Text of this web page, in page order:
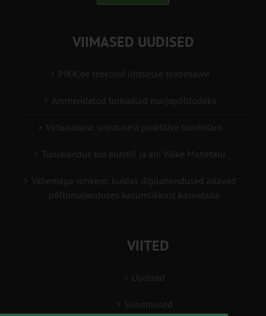
VIIMASED UUDISED
PIKK.ee teekond ühtsesse teabesalve
Ammendatud turbaalad marjapõldudeks
Virtuaaltara: unistusest praktilise tööriistani
Turuaiandus kui elustiil ja äri: Väike Mahetalu
Vähemaga rohkem: kuidas digilahendused aitavad
põllumajanduses kasumlikkust kasvatada
VIITED
Uudised
Sündmused